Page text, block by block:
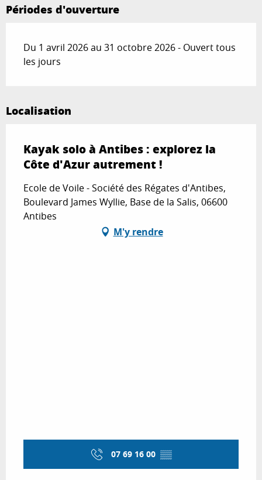
Périodes d'ouverture
Du 1 avril 2026 au 31 octobre 2026 - Ouvert tous
les jours
Localisation
Kayak solo à Antibes : explorez la
Côte d'Azur autrement !
Ecole de Voile - Société des Régates d'Antibes,
Boulevard James Wyllie, Base de la Salis, 06600
Antibes
M'y rendre
07 69 16 00 ▒▒